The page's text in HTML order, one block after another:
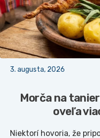
3. augusta, 2026
Morča na
oveľa
Niektorí hovoria, že